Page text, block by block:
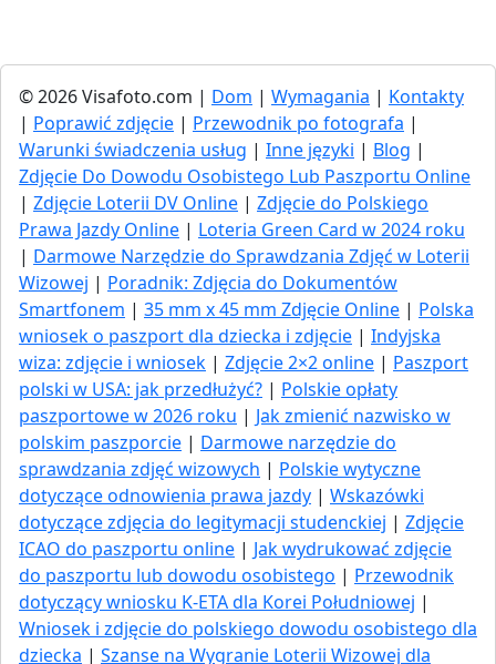
© 2026 Visafoto.com | Dom | Wymagania | Kontakty
| Poprawić zdjęcie | Przewodnik po fotografa |
Warunki świadczenia usług | Inne języki | Blog |
Zdjęcie Do Dowodu Osobistego Lub Paszportu Online
| Zdjęcie Loterii DV Online | Zdjęcie do Polskiego
Prawa Jazdy Online | Loteria Green Card w 2024 roku
| Darmowe Narzędzie do Sprawdzania Zdjęć w Loterii
Wizowej | Poradnik: Zdjęcia do Dokumentów
Smartfonem | 35 mm x 45 mm Zdjęcie Online | Polska
wniosek o paszport dla dziecka i zdjęcie | Indyjska
wiza: zdjęcie i wniosek | Zdjęcie 2×2 online | Paszport
polski w USA: jak przedłużyć​? | Polskie opłaty
paszportowe w 2026 roku | Jak zmienić nazwisko w
polskim paszporcie | Darmowe narzędzie do
sprawdzania zdjęć wizowych | Polskie wytyczne
dotyczące odnowienia prawa jazdy | Wskazówki
dotyczące zdjęcia do legitymacji studenckiej | Zdjęcie
ICAO do paszportu online | Jak wydrukować zdjęcie
do paszportu lub dowodu osobistego | Przewodnik
dotyczący wniosku K-ETA dla Korei Południowej |
Wniosek i zdjęcie do polskiego dowodu osobistego dla
dziecka | Szanse na Wygranie Loterii Wizowej dla